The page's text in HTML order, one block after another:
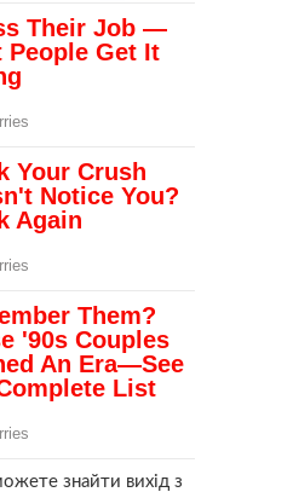
знайти вихід з